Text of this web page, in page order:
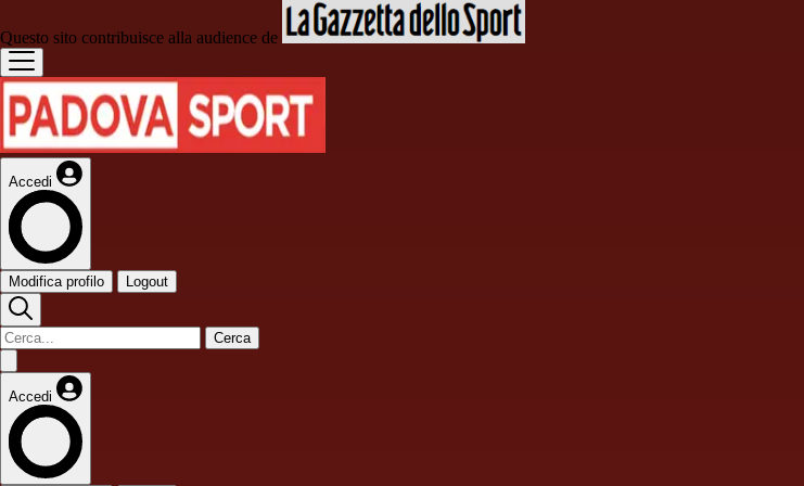
Questo sito contribuisce alla audience de
Accedi
Modifica profilo Logout
Cerca
Accedi